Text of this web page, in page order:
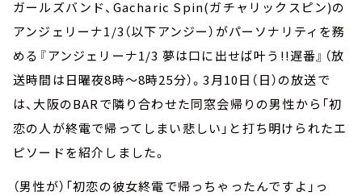
ガールズバンド、Gacharic Spin(ガチャリックスピン)の
アンジェリーナ1/3（以下アンジー）がパーソナリティを務
める 『アンジェリーナ1/3 夢は口に出せば叶う!!遅番』（放
送時間は日曜夜8時～8時25分）。3月10日（日）の放送で
は、大阪のBARで隣り合わせた同窓会帰りの男性から「初
恋の人が終電で帰ってしまい悲しい」と打ち明けられたエ
ピソードを紹介しました。
（男性が）「初恋の彼女終電で帰っちゃったんですよ」っ